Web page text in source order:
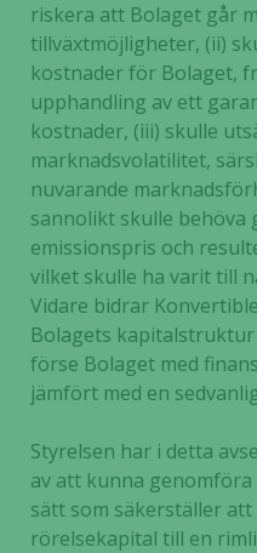
riskera att Bolaget går
tillväxtmöjligheter, (ii)
kostnader för Bolaget,
upphandling av ett
kostnader, (iii) skulle
marknadsvolatilitet,
nuvarande
sannolikt skulle
emissionspris och
vilket skulle ha varit till
Vidare bidrar
Bolagets
förse Bolaget med
jämfört med en
Styrelsen har i detta
av att kunna
sätt som säkerställer
rörelsekapital till en